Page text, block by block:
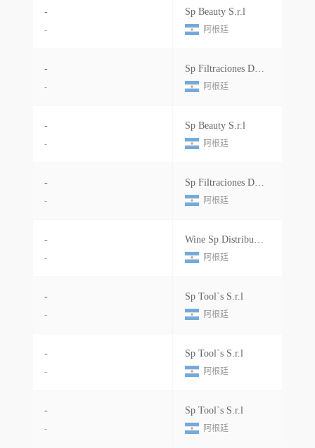
-
-
Sp Beauty S.r.l
阿根廷
-
-
Sp Filtraciones De Fluidos S.a
阿根廷
-
-
Sp Beauty S.r.l
阿根廷
-
-
Sp Filtraciones De Fluidos S.a
阿根廷
-
-
Wine Sp Distribuciones S.r.l
阿根廷
-
-
Sp Tool`s S.r.l
阿根廷
-
-
Sp Tool`s S.r.l
阿根廷
-
-
Sp Tool`s S.r.l
阿根廷